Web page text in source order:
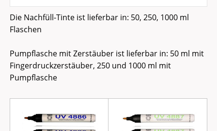
Die Nachfüll-Tinte ist lieferbar in: 50, 250, 1000 ml
Flaschen
Pumpflasche mit Zerstäuber ist lieferbar in: 50 ml mit
Fingerdruckzerstäuber, 250 und 1000 ml mit
Pumpflasche